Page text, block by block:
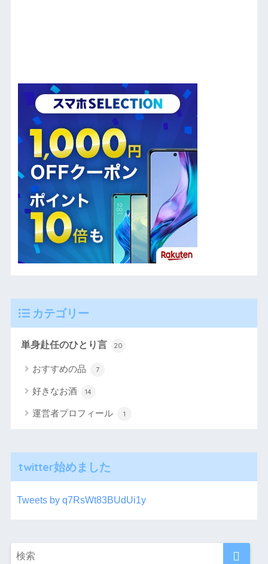
カテゴリー
単身赴任のひとり言 20
おすすめの品 7
好きなお酒 14
運営者プロフィール 1
twitter始めました
Tweets by q7RsWt83BUdUi1y